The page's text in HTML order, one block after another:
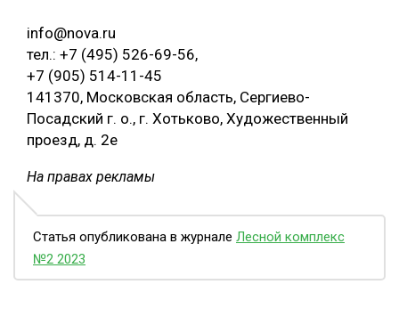
info@nova.ru
тел.: +7 (495) 526-69-56,
+7 (905) 514-11-45
141370, Московская область, Сергиево-
Посадский г. о., г. Хотьково, Художественный
проезд, д. 2е
На правах рекламы
Статья опубликована в журнале Лесной комплекс
№2 2023